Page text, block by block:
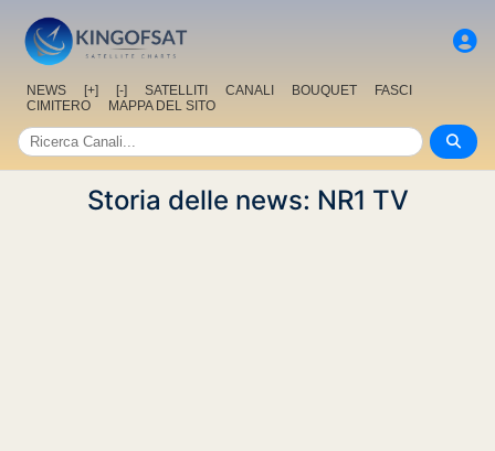
NEWS [+] [-] SATELLITI CANALI BOUQUET
FASCI
CIMITERO
MAPPA DEL SITO
Storia delle news: NR1 TV